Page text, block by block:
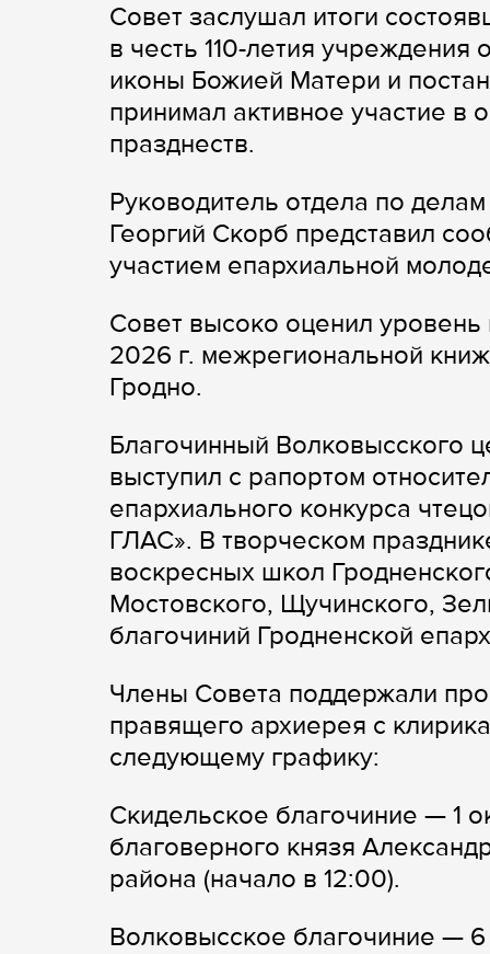
Совет заслушал итоги
в честь 110-летия
иконы Божией Матери и
принимал активное участие в
празднеств.
Руководитель отдела по
Георгий Скорб представил
участием епархиальной
Совет высоко оценил уровень
2026 г. межрегиональной
Гродно.
Благочинный Волковысского
выступил с рапортом
епархиального конкурса
ГЛАС». В творческом
воскресных школ
Мостовского, Щучинского,
благочиний Гродненской
Члены Совета поддержали
правящего архиерея с
следующему графику:
Скидельское благочиние — 1
благоверного князя
района (начало в 12:00).
Волковысское благочиние —